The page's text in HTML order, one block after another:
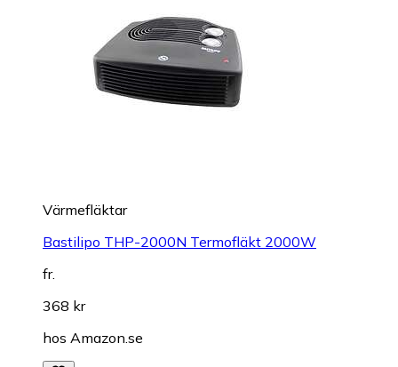
Värmefläktar
Bastilipo THP-2000N Termofläkt 2000W
fr.
368 kr
hos Amazon.se